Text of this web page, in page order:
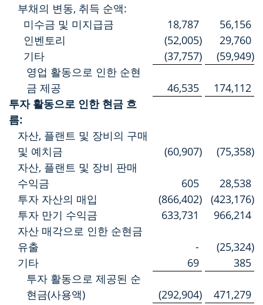
부채의 변동, 취득 순액:
미수금 및 미지급금
18,787
56,156
인벤토리
(52,005)
29,760
기타
(37,757) (59,949)
영업 활동으로 인한 순현
금 제공
46,535
174,112
투자 활동으로 인한 현금 흐
름:
자산, 플랜트 및 장비의 구매
및 예치금
(60,907) (75,358)
자산, 플랜트 및 장비 판매
수익금
605
28,538
투자 자산의 매입
(866,402) (423,176)
투자 만기 수익금
633,731
966,214
자산 매각으로 인한 순현금
유출
- (25,324)
기타
69
385
투자 활동으로 제공된 순
현금(사용액)
(292,904)
471,279